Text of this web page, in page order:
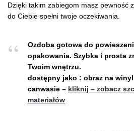
Dzięki takim zabiegom masz pewność
do Ciebie spełni twoje oczekiwania.
Ozdoba gotowa do
opakowania. Szybka i prosta
Twoim wnętrzu.
dostępny jako : obraz na
canwasie – kliknij – zobacz
materiałów